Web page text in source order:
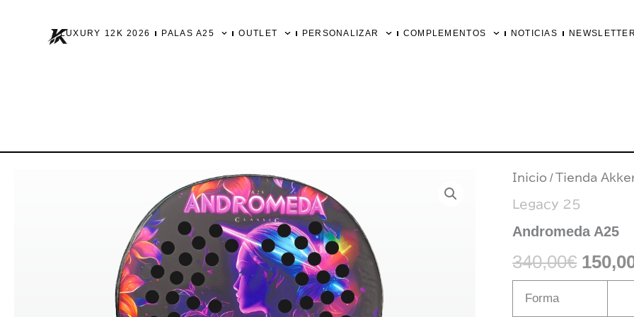
contenido
LUXURY 12K 2026 PALAS A25 OUTLET PERSONALIZAR COMPLEMENTOS NOTICIAS NEWSLETTER
Inicio /Tienda
Legacy 25
Andromeda A25
340,00€
El
era:
Forma
Andromeda
cantidad